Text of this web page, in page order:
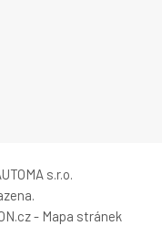
s.r.o.
- Mapa stránek